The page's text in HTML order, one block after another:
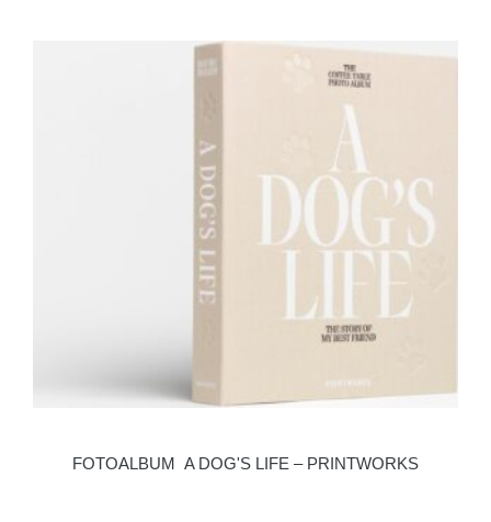
FOTOALBUM A DOG'S LIFE – PRINTWORKS